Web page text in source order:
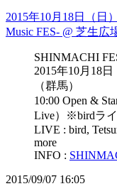
2015年10月18日（日
Music FES- @ 芝生広
SHINMACHI
2015年10月18
（群馬）
10:00 Open &
Live）※birdラ
LIVE : bird,
more
INFO :
2015/09/07 16:05